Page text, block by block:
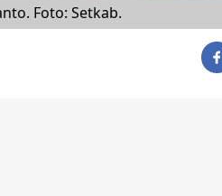
Foto: Setkab.